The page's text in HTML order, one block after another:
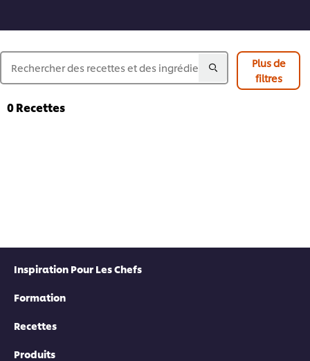
Plus de
filtres
0Recettes
Inspiration Pour Les Chefs
Formation
Recettes
Produits